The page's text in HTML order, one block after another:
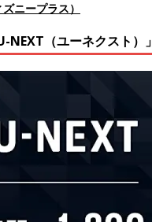
ニープラス）
NEXT（ユーネクスト）」